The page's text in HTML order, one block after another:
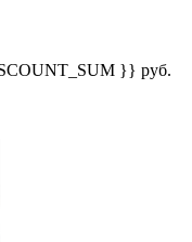
}} руб.